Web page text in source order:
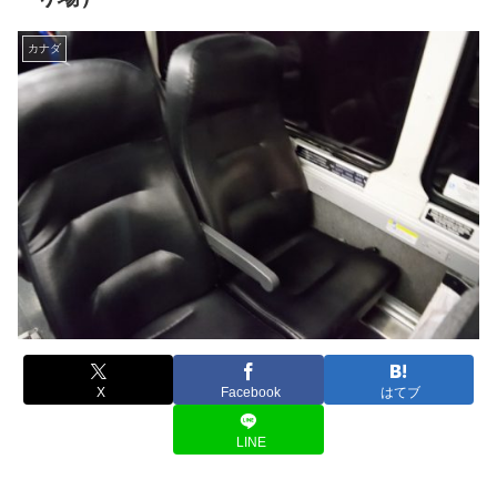
カナダ
X Facebook はてブ
LINE